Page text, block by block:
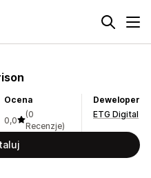
Ocena
0,0
(0
Recenzje)
Deweloper
ETG Digital